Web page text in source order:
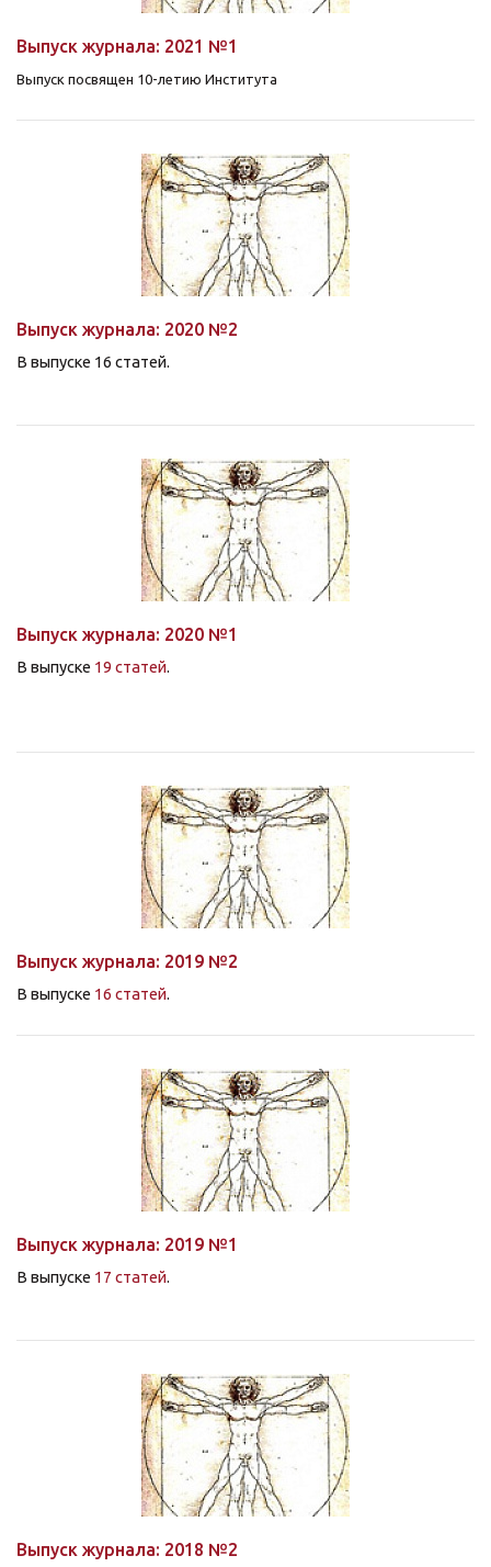
Выпуск журнала: 2021 №1
Выпуск посвящен 10-летию Института
Выпуск журнала: 2020 №2
В выпуске 16 статей.
Выпуск журнала: 2020 №1
В выпуске 19 статей.
Выпуск журнала: 2019 №2
В выпуске 16 статей.
Выпуск журнала: 2019 №1
В выпуске 17 статей.
Выпуск журнала: 2018 №2